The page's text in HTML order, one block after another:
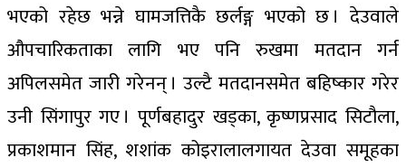
भएको रहेछ भन्ने घामजत्तिकै छर्लङ्ग भएको छ । देउवाले
औपचारिकताका लागि भए पनि रुखमा मतदान गर्न
अपिलसमेत जारी गरेनन् । उल्टै मतदानसमेत बहिष्कार गरेर
उनी सिंगापुर गए । पूर्णबहादुर खड्का, कृष्णप्रसाद सिटौला,
प्रकाशमान सिंह, शशांक कोइरालालगायत देउवा समूहका